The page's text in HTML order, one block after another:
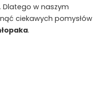
Dlatego w naszym
ciekawych pomysłów
.